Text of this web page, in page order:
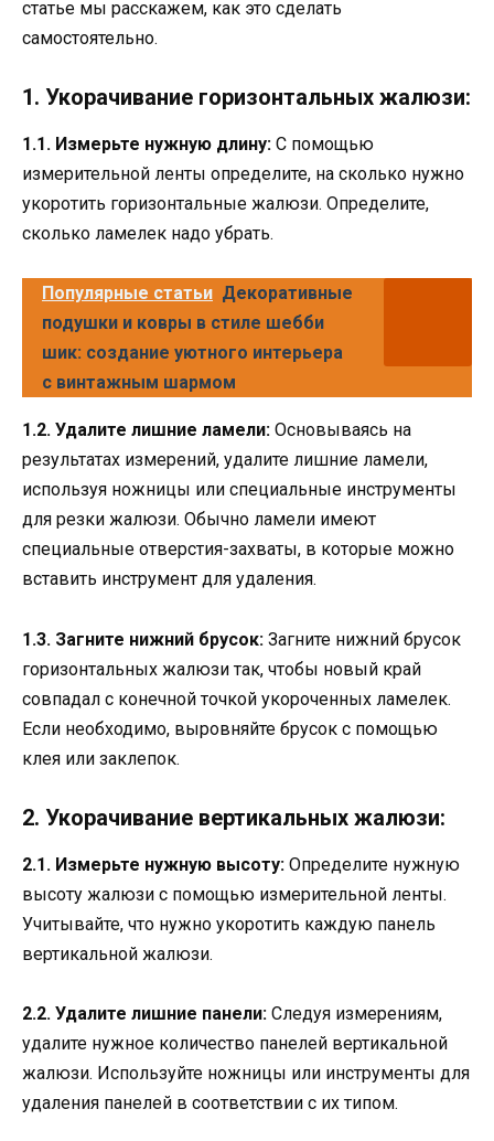
статье мы расскажем, как это сделать
самостоятельно.
1. Укорачивание горизонтальных жалюзи:
1.1. Измерьте нужную длину: С помощью
измерительной ленты определите, на сколько нужно
укоротить горизонтальные жалюзи. Определите,
сколько ламелек надо убрать.
Популярные статьи Декоративные
подушки и ковры в стиле шебби
шик: создание уютного интерьера
с винтажным шармом
1.2. Удалите лишние ламели: Основываясь на
результатах измерений, удалите лишние ламели,
используя ножницы или специальные инструменты
для резки жалюзи. Обычно ламели имеют
специальные отверстия-захваты, в которые можно
вставить инструмент для удаления.
1.3. Загните нижний брусок: Загните нижний брусок
горизонтальных жалюзи так, чтобы новый край
совпадал с конечной точкой укороченных ламелек.
Если необходимо, выровняйте брусок с помощью
клея или заклепок.
2. Укорачивание вертикальных жалюзи:
2.1. Измерьте нужную высоту: Определите нужную
высоту жалюзи с помощью измерительной ленты.
Учитывайте, что нужно укоротить каждую панель
вертикальной жалюзи.
2.2. Удалите лишние панели: Следуя измерениям,
удалите нужное количество панелей вертикальной
жалюзи. Используйте ножницы или инструменты для
удаления панелей в соответствии с их типом.